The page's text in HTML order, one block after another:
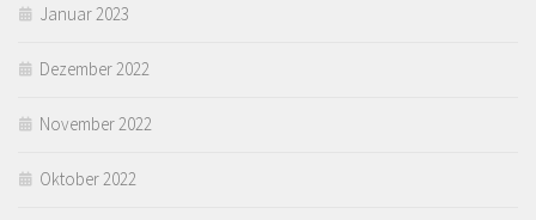
Januar 2023
Dezember 2022
November 2022
Oktober 2022